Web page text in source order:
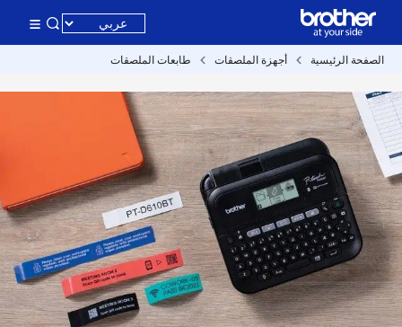
الصفحة الرئيسية أجهزة الملصقات طابعات الملصقات